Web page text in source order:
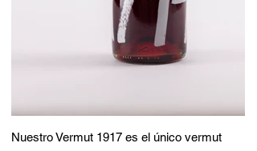
Nuestro Vermut 1917 es el único vermut